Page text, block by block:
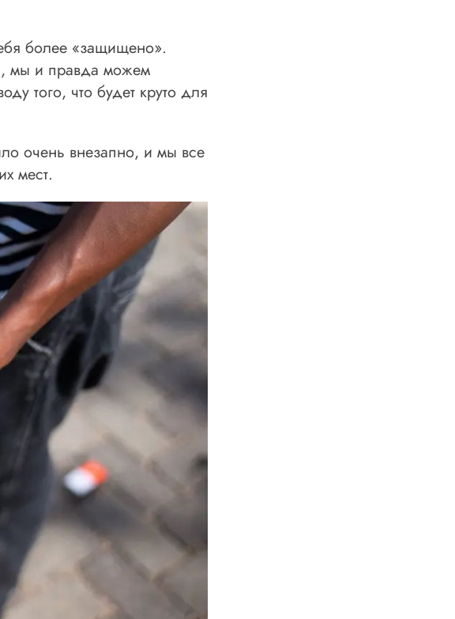
более «защищено».
мы и правда можем
того, что будет круто для
очень внезапно, и мы все
мест.